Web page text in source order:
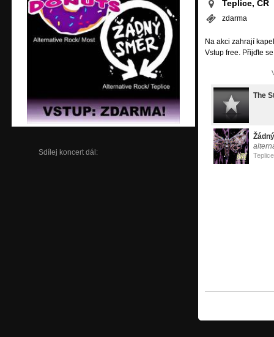
Sdílej koncert dál:
Teplice, ČR
zdarma
Na akci zahrají
Vstup free. Přijďte
The
Teplice